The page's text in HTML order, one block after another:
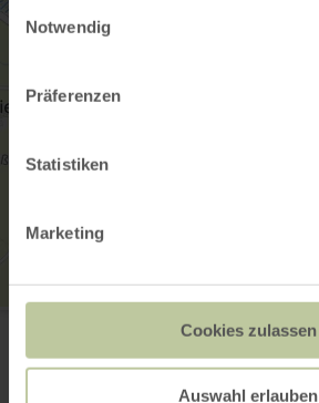
Notwendig
Präferenzen
Statistiken
Marketing
Cookies zulassen
Auswahl erlauben
Spielplatz Bolsdorf
54576 Hillesheim-Bolsdorf